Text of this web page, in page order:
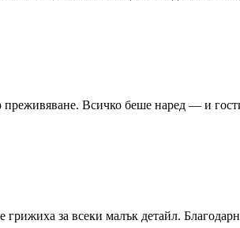
Всичко беше наред — и
грижиха за всеки малък детайл.